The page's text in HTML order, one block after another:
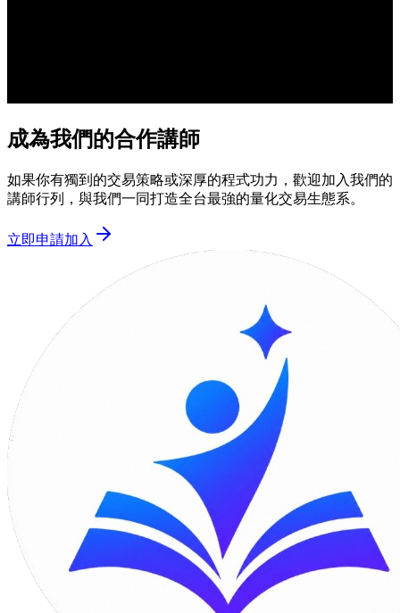
成為我們的合作講師
如果你有獨到的交易策略或深厚的程式功力，歡迎加入我們的
講師行列，與我們一同打造全台最強的量化交易生態系。
立即申請加入